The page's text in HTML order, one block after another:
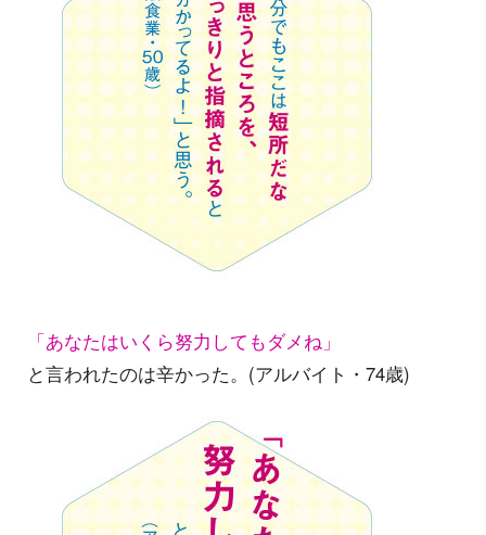
「あなたはいくら努力してもダメね」
と言われたのは辛かった。(アルバイト・74歳)